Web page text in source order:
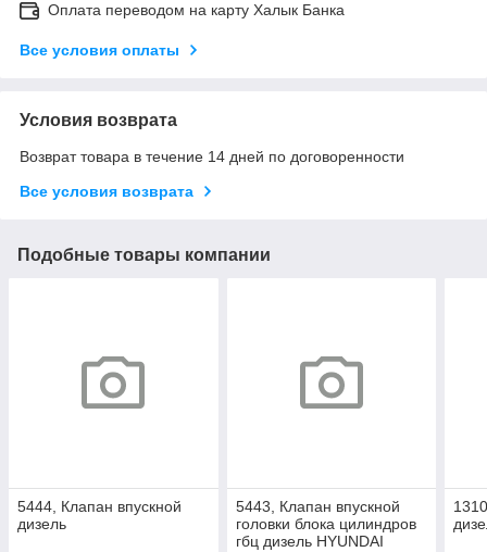
Оплата переводом на карту Халык Банка
Все условия оплаты
Условия возврата
Возврат товара в течение 14 дней по договоренности
Все условия возврата
Подобные товары компании
5444, Клапан впускной
дизель
5443, Клапан впускной
головки блока цилиндров
гбц дизель HYUNDAI